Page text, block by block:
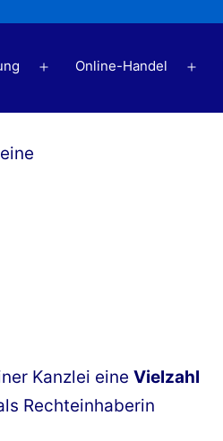
Menü
Online-Handel
Menü
Kanzlei eine Vielzahl
Rechteinhaberin